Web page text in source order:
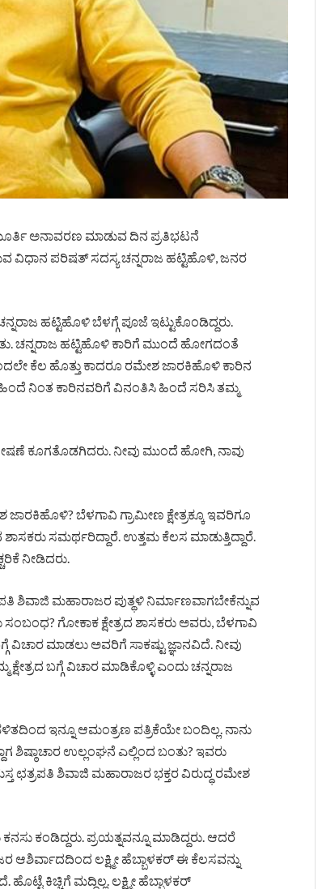
ಅನಾವರಣ ಮಾಡುವ ದಿನ ಪ್ರತಿಭಟನೆ
ವಿಧಾನ ಪರಿಷತ್ ಸದಸ್ಯ ಚನ್ನರಾಜ ಹಟ್ಟಿಹೊಳಿ, ಜನರ
ಹಟ್ಟಿಹೊಳಿ ಬೆಳಗ್ಗೆ ಪೂಜೆ ಇಟ್ಟುಕೊಂಡಿದ್ದರು.
ಚನ್ನರಾಜ ಹಟ್ಟಿಹೊಳಿ ಕಾರಿಗೆ ಮುಂದೆ ಹೋಗದಂತೆ
ಕೆಲ ಹೊತ್ತು ಕಾದರೂ ರಮೇಶ ಜಾರಕಿಹೊಳಿ ಕಾರಿನ
ಹಿಂದೆ ನಿಂತ ಕಾರಿನವರಿಗೆ ವಿನಂತಿಸಿ ಹಿಂದೆ ಸರಿಸಿ ತಮ್ಮ
ಕೂಗತೊಡಗಿದರು. ನೀವು ಮುಂದೆ ಹೋಗಿ, ನಾವು
ಬೆಳಗಾವಿ ಗ್ರಾಮೀಣ ಕ್ಷೇತ್ರಕ್ಕೂ ಇವರಿಗೂ
ಶಾಸಕರು ಸಮರ್ಥರಿದ್ದಾರೆ. ಉತ್ತಮ ಕೆಲಸ ಮಾಡುತ್ತಿದ್ದಾರೆ.
ನೀಡಿದರು.
ಶಿವಾಜಿ ಮಹಾರಾಜರ ಪುತ್ಥಳಿ ನಿರ್ಮಾಣವಾಗಬೇಕೆನ್ನುವ
ಗೋಕಾಕ ಕ್ಷೇತ್ರದ ಶಾಸಕರು ಅವರು, ಬೆಳಗಾವಿ
ವಿಚಾರ ಮಾಡಲು ಅವರಿಗೆ ಸಾಕಷ್ಟು ಜ್ಞಾನವಿದೆ. ನೀವು
ಬಗ್ಗೆ ವಿಚಾರ ಮಾಡಿಕೊಳ್ಳಿ ಎಂದು ಚನ್ನರಾಜ
ಇನ್ನೂ ಆಮಂತ್ರಣ ಪತ್ರಿಕೆಯೇ ಬಂದಿಲ್ಲ. ನಾನು
ಶಿಷ್ಠಾಚಾರ ಉಲ್ಲಂಘನೆ ಎಲ್ಲಿಂದ ಬಂತು? ಇವರು
ಛತ್ರಪತಿ ಶಿವಾಜಿ ಮಹಾರಾಜರ ಭಕ್ತರ ವಿರುದ್ಧ ರಮೇಶ
ಕಂಡಿದ್ದರು. ಪ್ರಯತ್ನವನ್ನೂ ಮಾಡಿದ್ದರು. ಆದರೆ
ಆಶಿರ್ವಾದದಿಂದ ಲಕ್ಷ್ಮೀ ಹೆಬ್ಬಾಳಕರ್ ಈ ಕೆಲಸವನ್ನು
ಕಿಚ್ಚಿಗೆ ಮದ್ದಿಲ್ಲ. ಲಕ್ಷ್ಮೀ ಹೆಬ್ಬಾಳಕರ್